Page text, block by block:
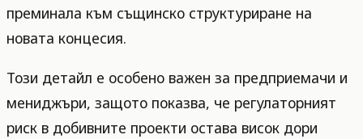
преминала към същинско структуриране на
новата концесия.
Този детайл е особено важен за предприемачи и
мениджъри, защото показва, че регулаторният
риск в добивните проекти остава висок дори